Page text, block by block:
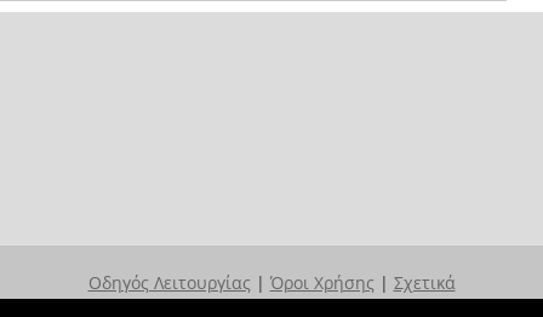
Οδηγός Λειτουργίας | Όροι Χρήσης | Σχετικά